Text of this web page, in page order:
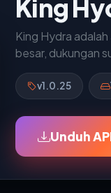
King
King Hydra
besar, dukungan
v1.0.25
Unduh